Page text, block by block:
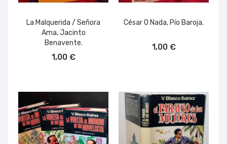
La Malquerida / Señora
Ama, Jacinto
Benavente.
1,00 €
César O Nada, Pío Baroja.
1,00 €